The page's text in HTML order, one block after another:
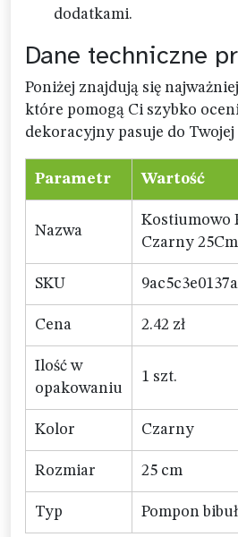
dodatkami.
Dane techniczne
Poniżej znajdują się
które pomogą Ci szybko
dekoracyjny pasuje do Twojej
Parametr Wartość
Nazwa
Kostiumowo
Czarny
SKU 9ac5c3e0137a
Cena 2.42 zł
Ilość w
opakowaniu
1 szt.
Kolor Czarny
Rozmiar 25 cm
Typ Pompon